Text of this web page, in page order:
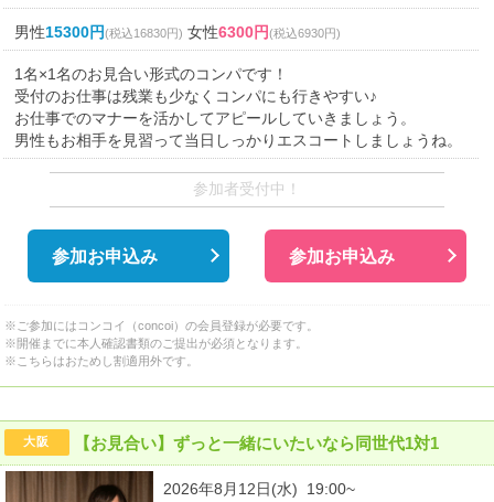
男性15300円(税込16830円) 女性6300円(税込6930円)
1名×1名のお見合い形式のコンパです！
受付のお仕事は残業も少なくコンパにも行きやすい♪
お仕事でのマナーを活かしてアピールしていきましょう。
男性もお相手を見習って当日しっかりエスコートしましょうね。
参加者受付中！
参加お申込み 参加お申込み
※ご参加にはコンコイ（concoi）の会員登録が必要です。
※開催までに本人確認書類のご提出が必須となります。
※こちらはおためし割適用外です。
大阪 【お見合い】ずっと一緒にいたいなら同世代1対1
2026年8月12日(水) 19:00~